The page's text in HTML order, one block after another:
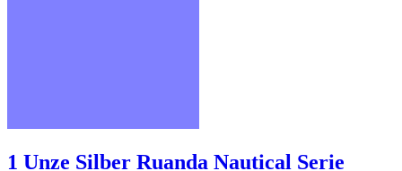
1 Unze Silber Ruanda Nautical Serie